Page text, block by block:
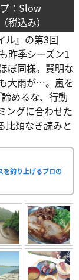
：Slow
込み）
ル』の第3回
昨季シーズン1
ぼ同様。賢明な
大雨が…。嵐を
めるな、行動
ングに合わせた
比類なき読みと
を釣り上げるプロの